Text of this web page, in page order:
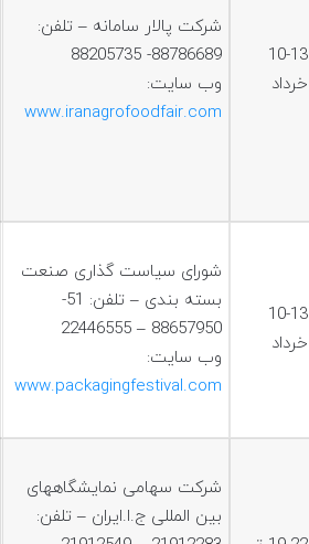
10-13
خرداد
شرکت پالار سامانه – تلفن:
88786689- 88205735
وب سایت:
www.iranagrofoodfair.com
10-13
خرداد
شورای سیاست گذاری صنعت
بسته بندی – تلفن: 51-
88657950 – 22446555
وب سایت:
www.packagingfestival.com
شرکت سهامی نمایشگاههای
بین المللی ج.ا.ایران – تلفن: